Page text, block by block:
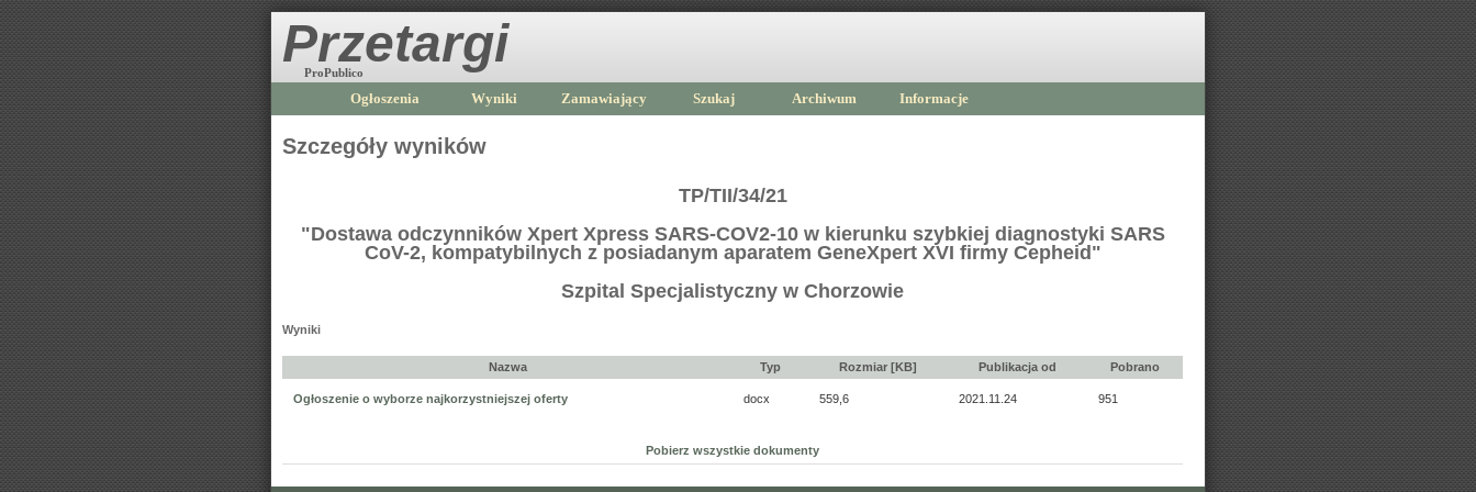
Przetargi
ProPublico
Ogłoszenia Wyniki Zamawiający Szukaj Archiwum Informacje
Szczegóły wyników
TP/TII/34/21
"Dostawa odczynników Xpert Xpress SARS-COV2-10 w kierunku szybkiej diagnostyki SARS
CoV-2, kompatybilnych z posiadanym aparatem GeneXpert XVI firmy Cepheid"
Szpital Specjalistyczny w Chorzowie
Wyniki
Nazwa Typ Rozmiar [KB] Publikacja od Pobrano
Ogłoszenie o wyborze najkorzystniejszej oferty docx 559,6 2021.11.24 951
Pobierz wszystkie dokumenty